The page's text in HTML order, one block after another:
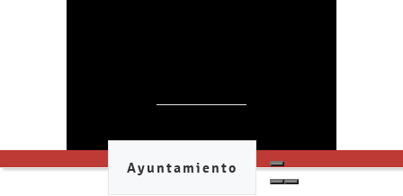
Ayuntamiento